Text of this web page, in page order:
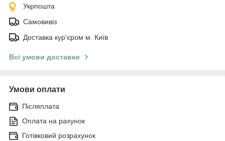
Укрпошта
Самовивіз
Доставка кур'єром м. Київ
Всі умови доставки
Умови оплати
Післяплата
Оплата на рахунок
Готівковий розрахунок